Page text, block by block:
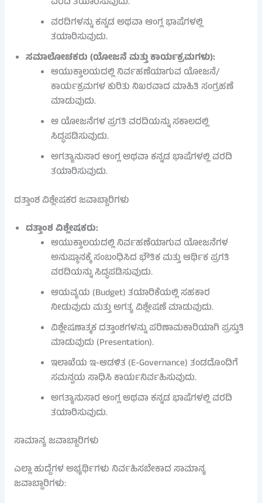
ವರದಿಗಳನ್ನು ಕನ್ನಡ ಅಥವಾ ಆಂಗ್ಲ ಭಾಷೆಗಳಲ್ಲಿ
ತಯಾರಿಸುವುದು.
ಸಮಾಲೋಚಕರು (ಯೋಜನೆ ಮತ್ತು ಕಾರ್ಯಕ್ರಮಗಳು):
ಆಯುಕ್ತಾಲಯದಲ್ಲಿ ನಿರ್ವಹಣೆಯಾಗುವ ಯೋಜನೆ/
ಕಾರ್ಯಕ್ರಮಗಳ ಕುರಿತು ನಿಖರವಾದ ಮಾಹಿತಿ ಸಂಗ್ರಹಣೆ
ಮಾಡುವುದು.
ಆ ಯೋಜನೆಗಳ ಪ್ರಗತಿ ವರದಿಯನ್ನು ಸಕಾಲದಲ್ಲಿ
ಸಿದ್ಧಪಡಿಸುವುದು.
ಅಗತ್ಯಾನುಸಾರ ಆಂಗ್ಲ ಅಥವಾ ಕನ್ನಡ ಭಾಷೆಗಳಲ್ಲಿ ವರದಿ
ತಯಾರಿಸುವುದು.
ದತ್ತಾಂಶ ವಿಶ್ಲೇಷಕರ ಜವಾಬ್ದಾರಿಗಳು
ದತ್ತಾಂಶ ವಿಶ್ಲೇಷಕರು:
ಆಯುಕ್ತಾಲಯದಲ್ಲಿ ನಿರ್ವಹಣೆಯಾಗುವ ಯೋಜನೆಗಳ
ಅನುಷ್ಠಾನಕ್ಕೆ ಸಂಬಂಧಿಸಿದ ಭೌತಿಕ ಮತ್ತು ಆರ್ಥಿಕ ಪ್ರಗತಿ
ವರದಿಯನ್ನು ಸಿದ್ಧಪಡಿಸುವುದು.
ಆಯವ್ಯಯ (Budget) ತಯಾರಿಕೆಯಲ್ಲಿ ಸಹಕಾರ
ನೀಡುವುದು ಮತ್ತು ಅಗತ್ಯ ವಿಶ್ಲೇಷಣೆ ಮಾಡುವುದು.
ವಿಶ್ಲೇಷಣಾತ್ಮಕ ದತ್ತಾಂಶಗಳನ್ನು ಪರಿಣಾಮಕಾರಿಯಾಗಿ ಪ್ರಸ್ತುತಿ
ಮಾಡುವುದು (Presentation).
ಇಲಾಖೆಯ ಇ-ಆಡಳಿತ (E-Governance) ತಂಡದೊಂದಿಗೆ
ಸಮನ್ವಯ ಸಾಧಿಸಿ ಕಾರ್ಯನಿರ್ವಹಿಸುವುದು.
ಅಗತ್ಯಾನುಸಾರ ಆಂಗ್ಲ ಅಥವಾ ಕನ್ನಡ ಭಾಷೆಗಳಲ್ಲಿ ವರದಿ
ತಯಾರಿಸುವುದು.
ಸಾಮಾನ್ಯ ಜವಾಬ್ದಾರಿಗಳು
ಎಲ್ಲಾ ಹುದ್ದೆಗಳ ಅಭ್ಯರ್ಥಿಗಳು ನಿರ್ವಹಿಸಬೇಕಾದ ಸಾಮಾನ್ಯ
ಜವಾಬ್ದಾರಿಗಳು: